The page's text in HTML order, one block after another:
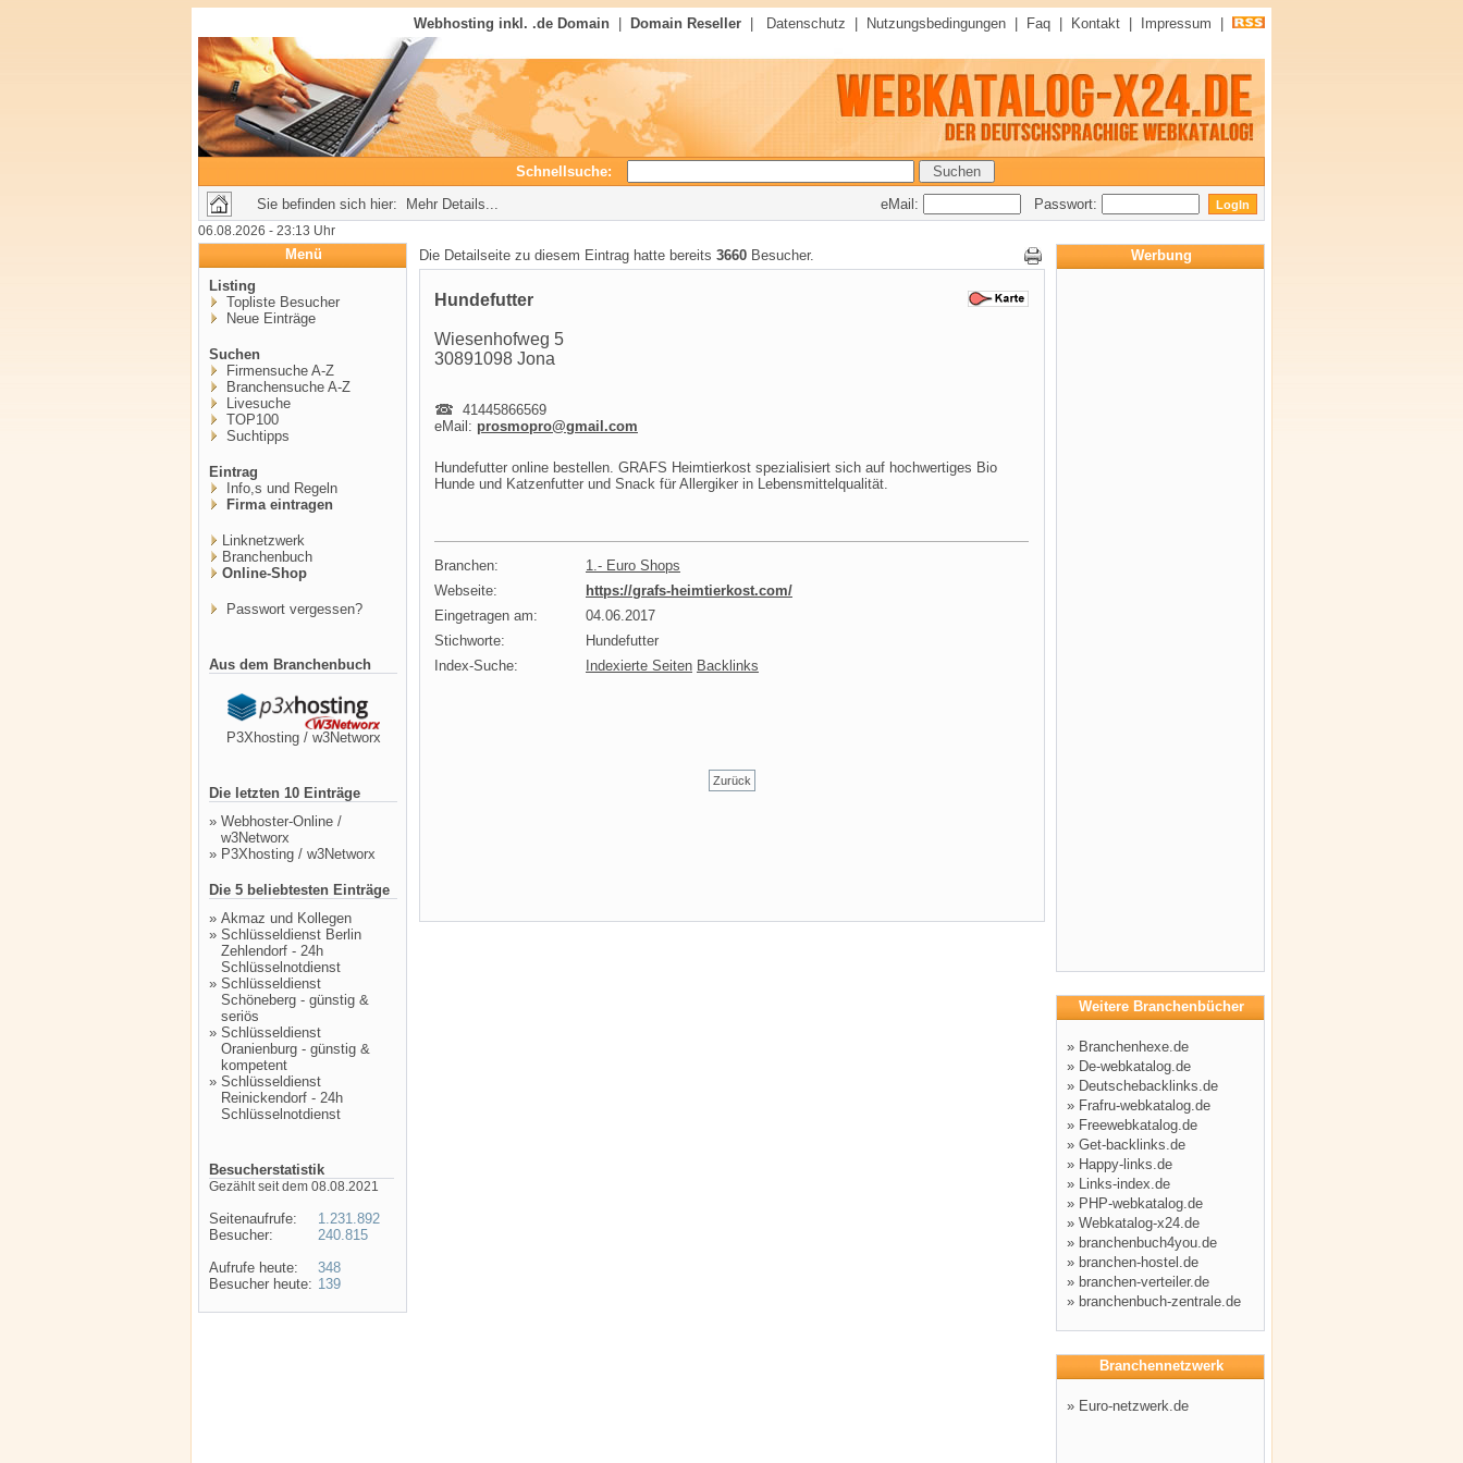
Webhosting inkl. .de Domain Domain Reseller Datenschutz Nutzungsbedingungen Faq Kontakt Impressum
Schnellsuche:
Sie befinden sich hier: Mehr Details...
eMail: Passwort:
06.08.2026 - 23:13 Uhr
Menü
Listing
Topliste Besucher
Neue Einträge
Suchen
Firmensuche A-Z
Branchensuche A-Z
Livesuche
TOP100
Suchtipps
Eintrag
Info,s und Regeln
Firma eintragen
Linknetzwerk
Branchenbuch
Online-Shop
Passwort vergessen?
Aus dem Branchenbuch
P3Xhosting / w3Networx
Die letzten 10 Einträge
» Webhoster-Online /
w3Networx
» P3Xhosting / w3Networx
Die 5 beliebtesten Einträge
» Akmaz und Kollegen
» Schlüsseldienst Berlin
Zehlendorf - 24h
Schlüsselnotdienst
» Schlüsseldienst
Schöneberg - günstig &
seriös
» Schlüsseldienst
Oranienburg - günstig &
kompetent
» Schlüsseldienst
Reinickendorf - 24h
Schlüsselnotdienst
Besucherstatistik
Gezählt seit dem 08.08.2021
Seitenaufrufe:
Besucher:
Aufrufe heute:
Besucher heute:
1.231.892
240.815
348
139
Die Detailseite zu diesem Eintrag hatte bereits 3660 Besucher.
Hundefutter
Wiesenhofweg 5
30891098 Jona
41445866569
eMail: prosmopro@gmail.com
Hundefutter online bestellen. GRAFS Heimtierkost spezialisiert sich auf hochwertiges Bio
Hunde und Katzenfutter und Snack für Allergiker in Lebensmittelqualität.
Branchen:
1.- Euro Shops
Webseite:
https://grafs-heimtierkost.com/
Eingetragen am:
04.06.2017
Stichworte:
Hundefutter
Index-Suche:
Indexierte Seiten Backlinks
Zurück
Werbung
Weitere Branchenbücher
» Branchenhexe.de
» De-webkatalog.de
» Deutschebacklinks.de
» Frafru-webkatalog.de
» Freewebkatalog.de
» Get-backlinks.de
» Happy-links.de
» Links-index.de
» PHP-webkatalog.de
» Webkatalog-x24.de
» branchenbuch4you.de
» branchen-hostel.de
» branchen-verteiler.de
» branchenbuch-zentrale.de
Branchennetzwerk
» Euro-netzwerk.de